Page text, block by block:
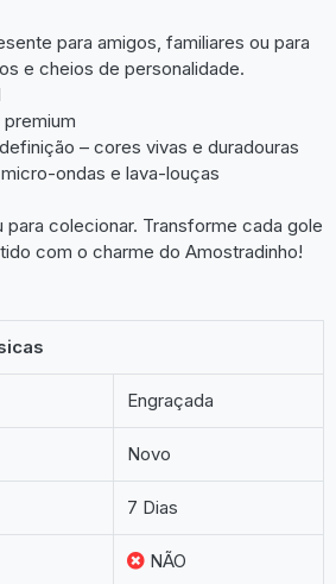
para amigos, familiares ou para
e cheios de personalidade.
– cores vivas e duradouras
ondas e lava-louças
para colecionar. Transforme cada gole
com o charme do Amostradinho!
Engraçada
Novo
7 Dias
NÃO